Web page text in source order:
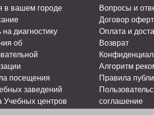
в вашем городе
диагностику
об
посещения
заведений
Учебных центров
Вопросы и
Договор
Оплата и
Возврат
Алгоритм
Правила
соглашение